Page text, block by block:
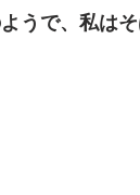
うで、私は